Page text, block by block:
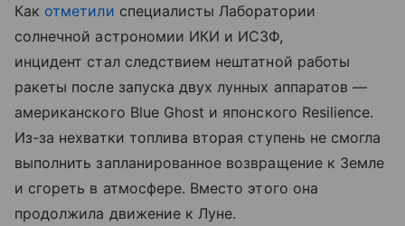
Как отметили специалисты Лаборатории
солнечной астрономии ИКИ и ИСЗФ,
инцидент стал следствием нештатной работы
ракеты после запуска двух лунных аппаратов —
американского Blue Ghost и японского Resilience.
Из-за нехватки топлива вторая ступень не смогла
выполнить запланированное возвращение к Земле
и сгореть в атмосфере. Вместо этого она
продолжила движение к Луне.